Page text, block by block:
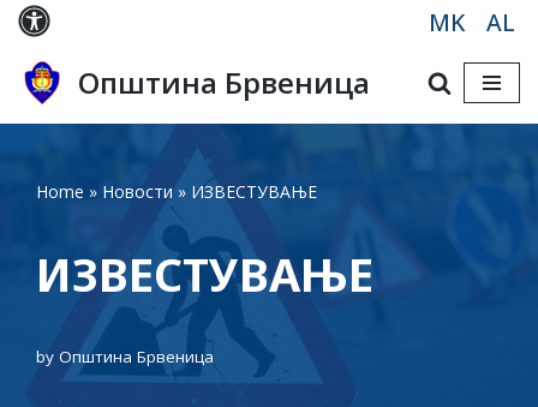
Skip
to
content
MK AL
Општина Брвеница
Home » Новости » ИЗВЕСТУВАЊЕ
ИЗВЕСТУВАЊЕ
by Општина Брвеница